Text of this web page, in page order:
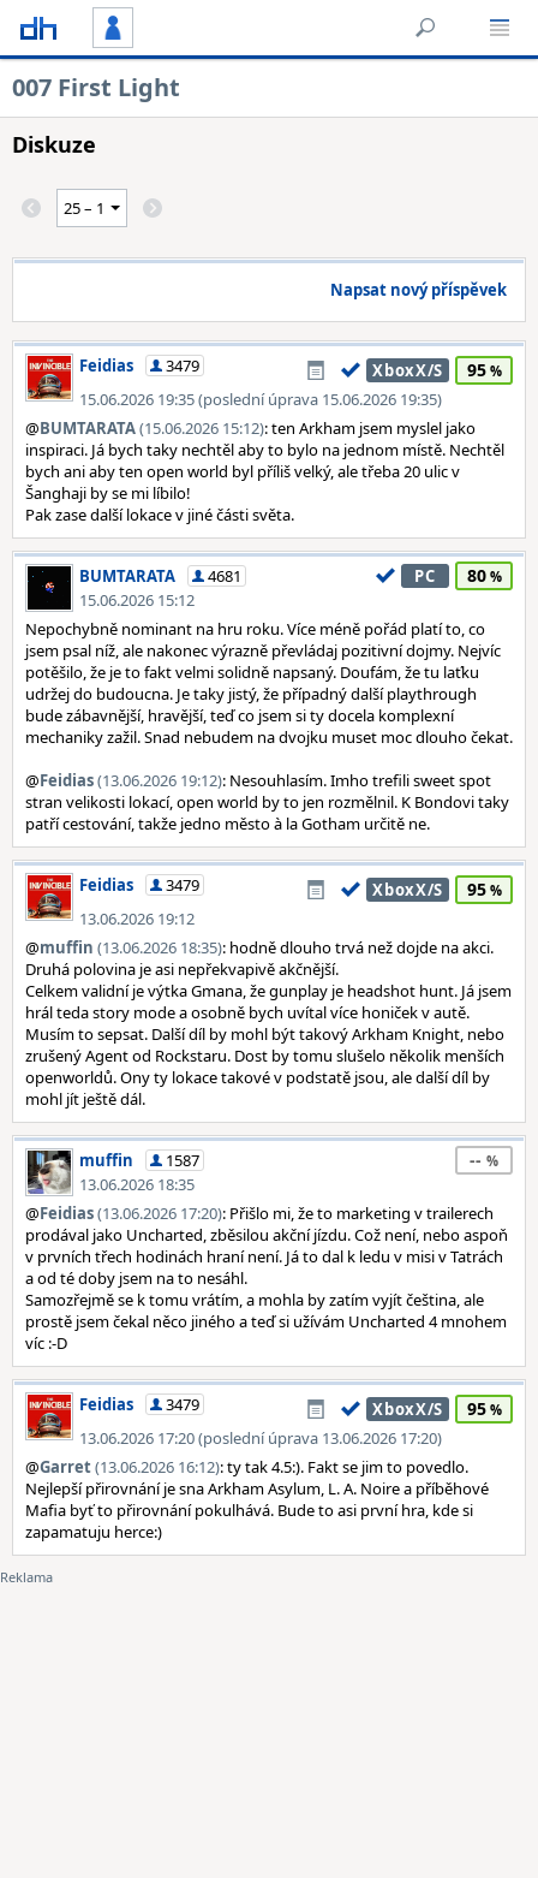
007 First Light
Diskuze
Napsat nový příspěvek
Feidias
3479
15.06.2026 19:35 (poslední úprava 15.06.2026 19:35)
XboxX/S 95
@BUMTARATA(15.06.2026 15:12): ten Arkham jsem myslel jako
inspiraci. Já bych taky nechtěl aby to bylo na jednom místě. Nechtěl
bych ani aby ten open world byl příliš velký, ale třeba 20 ulic v
Šanghaji by se mi líbilo!
Pak zase další lokace v jiné části světa.
BUMTARATA
4681
15.06.2026 15:12
PC 80
Nepochybně nominant na hru roku. Více méně pořád platí to, co
jsem psal níž, ale nakonec výrazně převládaj pozitivní dojmy. Nejvíc
potěšilo, že je to fakt velmi solidně napsaný. Doufám, že tu laťku
udržej do budoucna. Je taky jistý, že případný další playthrough
bude zábavnější, hravější, teď co jsem si ty docela komplexní
mechaniky zažil. Snad nebudem na dvojku muset moc dlouho čekat.
@Feidias(13.06.2026 19:12): Nesouhlasím. Imho trefili sweet spot
stran velikosti lokací, open world by to jen rozmělnil. K Bondovi taky
patří cestování, takže jedno město à la Gotham určitě ne.
Feidias
3479
13.06.2026 19:12
XboxX/S 95
@muffin (13.06.2026 18:35): hodně dlouho trvá než dojde na akci.
Druhá polovina je asi nepřekvapivě akčnější.
Celkem validní je výtka Gmana, že gunplay je headshot hunt. Já jsem
hrál teda story mode a osobně bych uvítal více honiček v autě.
Musím to sepsat. Další díl by mohl být takový Arkham Knight, nebo
zrušený Agent od Rockstaru. Dost by tomu slušelo několik menších
openworldů. Ony ty lokace takové v podstatě jsou, ale další díl by
mohl jít ještě dál.
muffin
1587
13.06.2026 18:35
--
@Feidias(13.06.2026 17:20): Přišlo mi, že to marketing v trailerech
prodával jako Uncharted, zběsilou akční jízdu. Což není, nebo aspoň
v prvních třech hodinách hraní není. Já to dal k ledu v misi v Tatrách
a od té doby jsem na to nesáhl.
Samozřejmě se k tomu vrátím, a mohla by zatím vyjít čeština, ale
prostě jsem čekal něco jiného a teď si užívám Uncharted 4 mnohem
víc :-D
Feidias
3479
13.06.2026 17:20 (poslední úprava 13.06.2026 17:20)
XboxX/S 95
@Garret(13.06.2026 16:12): ty tak 4.5:). Fakt se jim to povedlo.
Nejlepší přirovnání je sna Arkham Asylum, L. A. Noire a příběhové
Mafia byť to přirovnání pokulhává. Bude to asi první hra, kde si
zapamatuju herce:)